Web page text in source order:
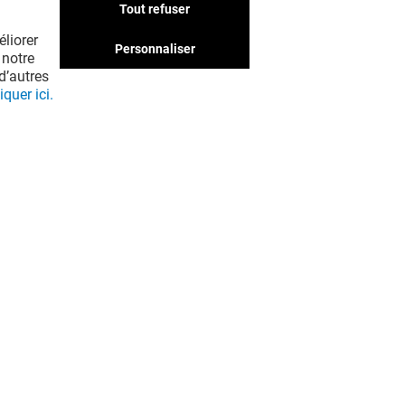
pas à côté !
ici.
Tout refuser
Personnaliser